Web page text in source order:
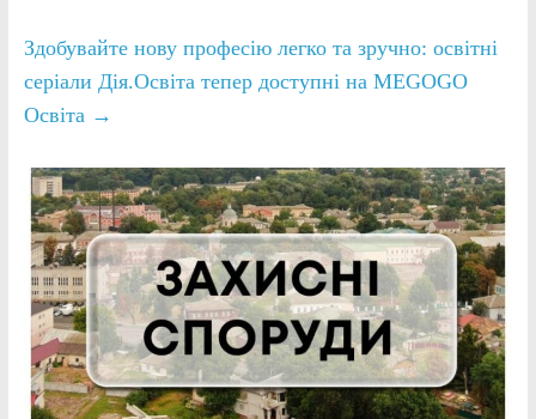
Здобувайте нову професію легко та зручно: освітні
серіали Дія.Освіта тепер доступні на MEGOGO
Освіта →